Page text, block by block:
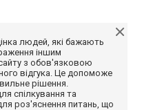
людей, які бажають
іншим
з обов'язковою
відгука. Це допоможе
рішення.
спілкування та
роз'яснення питань, що